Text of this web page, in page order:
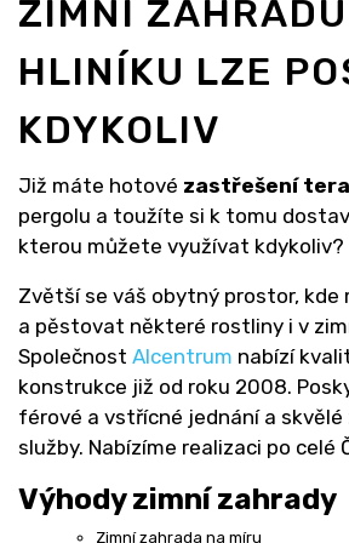
ZIMNÍ
HLINÍKU LZE
KDYKOLIV
Již máte hotové zastřešení
pergolu a toužíte si k tomu
kterou můžete využívat kdykoliv?
Zvětší se váš obytný prostor,
a pěstovat některé rostliny i v
Společnost Alcentrum nabízí
konstrukce již od roku 2008.
férové a vstřícné jednání a skvělé
služby. Nabízíme realizaci po celé
Výhody zimní zahrady
Zimní zahrada na míru